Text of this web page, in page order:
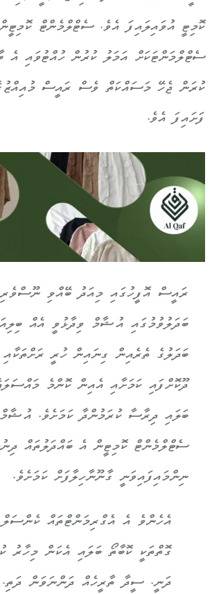
ކމޓީ އވއލއފައވެ. ސޓލމނޓ
ސެޓްލްމަންޓަކަށް އަމަލު ކުރުން ހުއްޓުވައި އެ
ކުރަން ޖެހޭ މަސައްކަތް ވެސް ރއސް މއއޒގ
ފށއފައވެ.
ރައީސް އޮފީހުގައި މިއަދު ބޭއްވި
ބަދަލުވުމުގައި އުޝާމް ވިދާޅުވީ އއ
ބަދަލުގެ ތެރެއިން ގިނައިން ހުރީ ރަށްތަކާއި
ދޫކޮށްފައި ކަމަށާއި އެއިން ކޮންމެ
ބަލައި ދިރާސާ ކުރަމުންދާ ކަމަށެވެ. އުޝާމް
ސެޓްލްމެންޓް ކޮމިޓީން އެ ބައްދަލުތައް
ނިންމައިފައިވަނީ ގާނޫނާހިލާފަށް ކަމަށެވެ.
އެހެންވެ އެ އެގްރިމަންޓްތައް ކެންސަލް
ގޮތްތަކީ ކޮބާތޯ ބަލައި އެކަން މިހާރު
ދަނީ. ސީދާ ތާރީހެއް ދަންނަވަން ދަތި.